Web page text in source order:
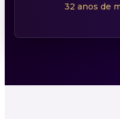
32 anos de